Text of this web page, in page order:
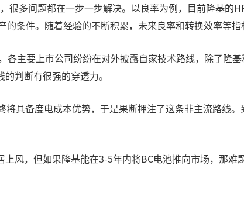
多问题都在一步一步解决。以良率为例，目前隆基的
条件。随着经验的不断积累，未来良率和转换效率等指
主要上市公司纷纷在对外披露自家技术路线，除了隆
判断有很强的穿透力。
具备度电成本优势，于是果断押注了这条非主流路线
风，但如果隆基能在3-5年内将BC电池推向市场，那难